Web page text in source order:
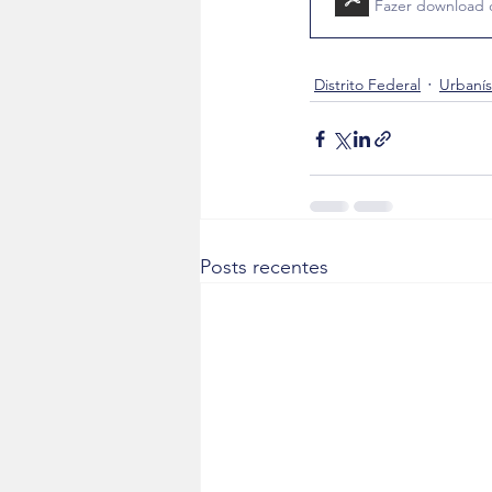
Fazer download
Distrito Federal
Posts recentes